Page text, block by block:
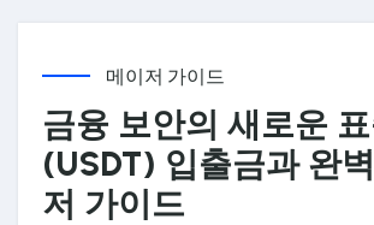
메이저 가이드
금융 보안의 새로운
(USDT) 입출금과 완
저 가이드